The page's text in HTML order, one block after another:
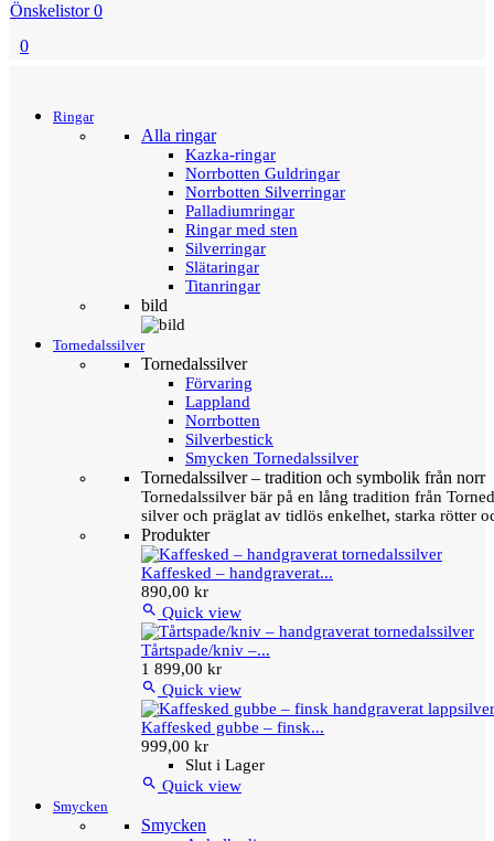
Önskelistor 0
0
Ringar
Alla ringar
Kazka-ringar
Norrbotten Guldringar
Norrbotten Silverringar
Palladiumringar
Ringar med sten
Silverringar
Slätaringar
Titanringar
bild
Tornedalssilver
Tornedalssilver
Förvaring
Lappland
Norrbotten
Silverbestick
Smycken Tornedalssilver
Tornedalssilver – tradition och symbolik från norr
Tornedalssilver bär på en lång tradition från
silver och präglat av tidlös enkelhet, starka rötter
Produkter
Kaffesked – handgraverat...
890,00 kr
 Quick view
Tårtspade/kniv –...
1 899,00 kr
 Quick view
Kaffesked gubbe – finsk...
999,00 kr
Slut i Lager
 Quick view
Smycken
Smycken